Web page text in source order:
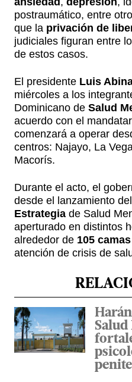
postraumático, entre
que la privación de
judiciales figuran entre
de estos casos.
El presidente Luis
miércoles a los
Dominicano de Salud
acuerdo con el
comenzará a operar
centros: Najayo, La
Macorís.
Durante el acto, el
desde el lanzamiento del
Estrategia de Salud
aperturado en distintos
alrededor de 105
atención de crisis de
Salud